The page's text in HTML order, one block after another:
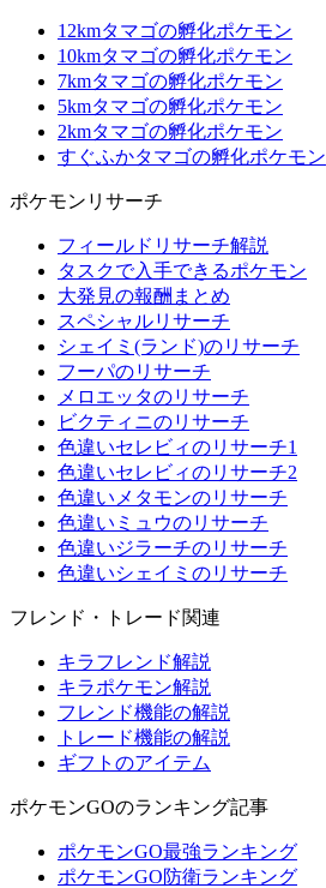
12kmタマゴの孵化ポケモン
10kmタマゴの孵化ポケモン
7kmタマゴの孵化ポケモン
5kmタマゴの孵化ポケモン
2kmタマゴの孵化ポケモン
すぐふかタマゴの孵化ポケモン
ポケモンリサーチ
フィールドリサーチ解説
タスクで入手できるポケモン
大発見の報酬まとめ
スペシャルリサーチ
シェイミ(ランド)のリサーチ
フーパのリサーチ
メロエッタのリサーチ
ビクティニのリサーチ
色違いセレビィのリサーチ1
色違いセレビィのリサーチ2
色違いメタモンのリサーチ
色違いミュウのリサーチ
色違いジラーチのリサーチ
色違いシェイミのリサーチ
フレンド・トレード関連
キラフレンド解説
キラポケモン解説
フレンド機能の解説
トレード機能の解説
ギフトのアイテム
ポケモンGOのランキング記事
ポケモンGO最強ランキング
ポケモンGO防衛ランキング